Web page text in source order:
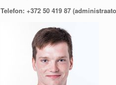
Telefon: +372 50 419 87